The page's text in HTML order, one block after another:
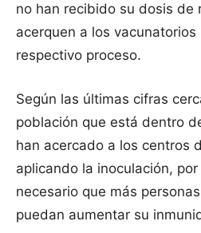
no han recibido su dosis de
acerquen a los
respectivo proceso.
Según las últimas cifras
población que está dentro
han acercado a los centros
aplicando la inoculación,
necesario que más
puedan aumentar su